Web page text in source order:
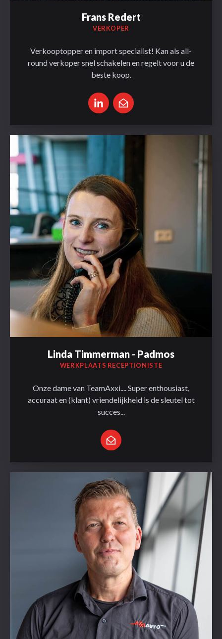
Frans Redert
VERKOPER
Verkooptopper en import specialist! Kan als all-
round verkoper snel schakelen en regelt voor u de
beste koop.
Linda Timmerman - Padmos
WERKPLAATS RECEPTIONISTE
Onze dame van TeamAxxi.... Super enthousiast,
accuraat en (klant) vriendelijkheid is de sleutel tot
succes...